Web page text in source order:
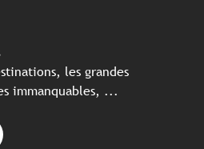
les grandes
immanquables, ...